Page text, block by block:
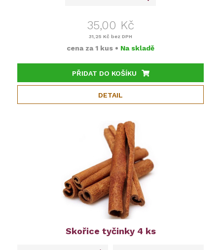
35,00 Kč
31,25 Kč bez DPH
cena za 1 kus • Na skladě
PŘIDAT DO KOŠÍKU
DETAIL
Skořice tyčinky 4 ks